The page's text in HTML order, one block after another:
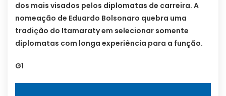
dos mais visados pelos diplomatas de carreira. A
nomeação de Eduardo Bolsonaro quebra uma
tradição do Itamaraty em selecionar somente
diplomatas com longa experiência para a função.
G1